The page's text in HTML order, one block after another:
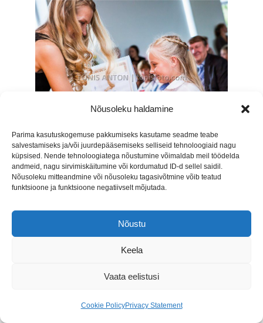
Nõusoleku haldamine
Parima kasutuskogemuse pakkumiseks kasutame seadme teabe
salvestamiseks ja/või juurdepääsemiseks selliseid tehnoloogiaid nagu
küpsised. Nende tehnoloogiatega nõustumine võimaldab meil töödelda
andmeid, nagu sirvimiskäitumine või kordumatud ID-d sellel saidil.
Nõusoleku mitteandmine või nõusoleku tagasivõtmine võib teatud
funktsioone ja funktsioone negatiivselt mõjutada.
Nõustu
Keela
Vaata eelistusi
Cookie PolicyPrivacy Statement